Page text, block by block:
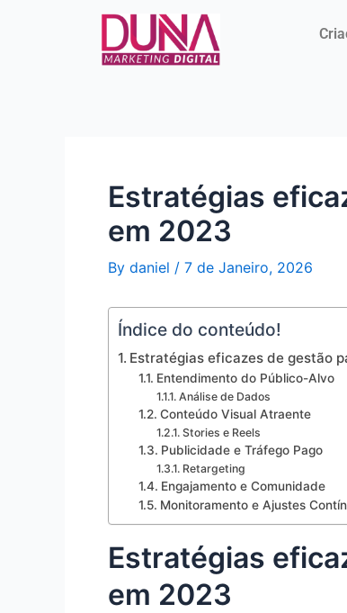
Estratégias
em 2023
By daniel / 7 de Janeiro, 2026
Índice do conteúdo!
Estratégias eficazes de gestão
Entendimento do Público-Alvo
Análise de Dados
Conteúdo Visual Atraente
Stories e Reels
Publicidade e Tráfego Pago
Retargeting
Engajamento e Comunidade
Monitoramento e Ajustes
Estratégias
em 2023
navigation